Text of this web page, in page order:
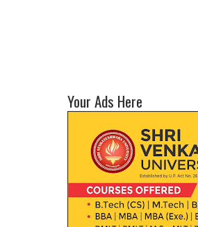
Your Ads Here